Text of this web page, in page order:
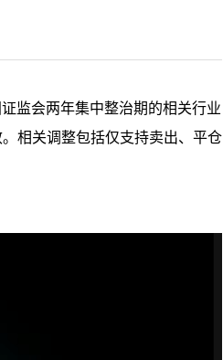
监会两年集中整治期的相关行业
相关调整包括仅支持卖出、平仓